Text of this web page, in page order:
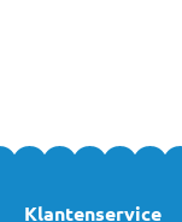
Klantenservice